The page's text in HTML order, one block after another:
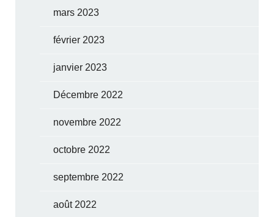
mars 2023
février 2023
janvier 2023
Décembre 2022
novembre 2022
octobre 2022
septembre 2022
août 2022